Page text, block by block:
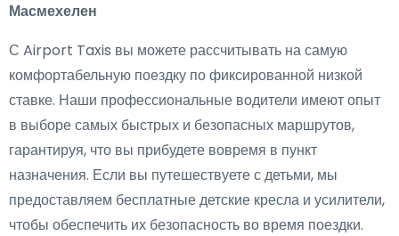
Масмехелен
С Airport Taxis вы можете рассчитывать на самую
комфортабельную поездку по фиксированной низкой
ставке. Наши профессиональные водители имеют опыт
в выборе самых быстрых и безопасных маршрутов,
гарантируя, что вы прибудете вовремя в пункт
назначения. Если вы путешествуете с детьми, мы
предоставляем бесплатные детские кресла и усилители,
чтобы обеспечить их безопасность во время поездки.